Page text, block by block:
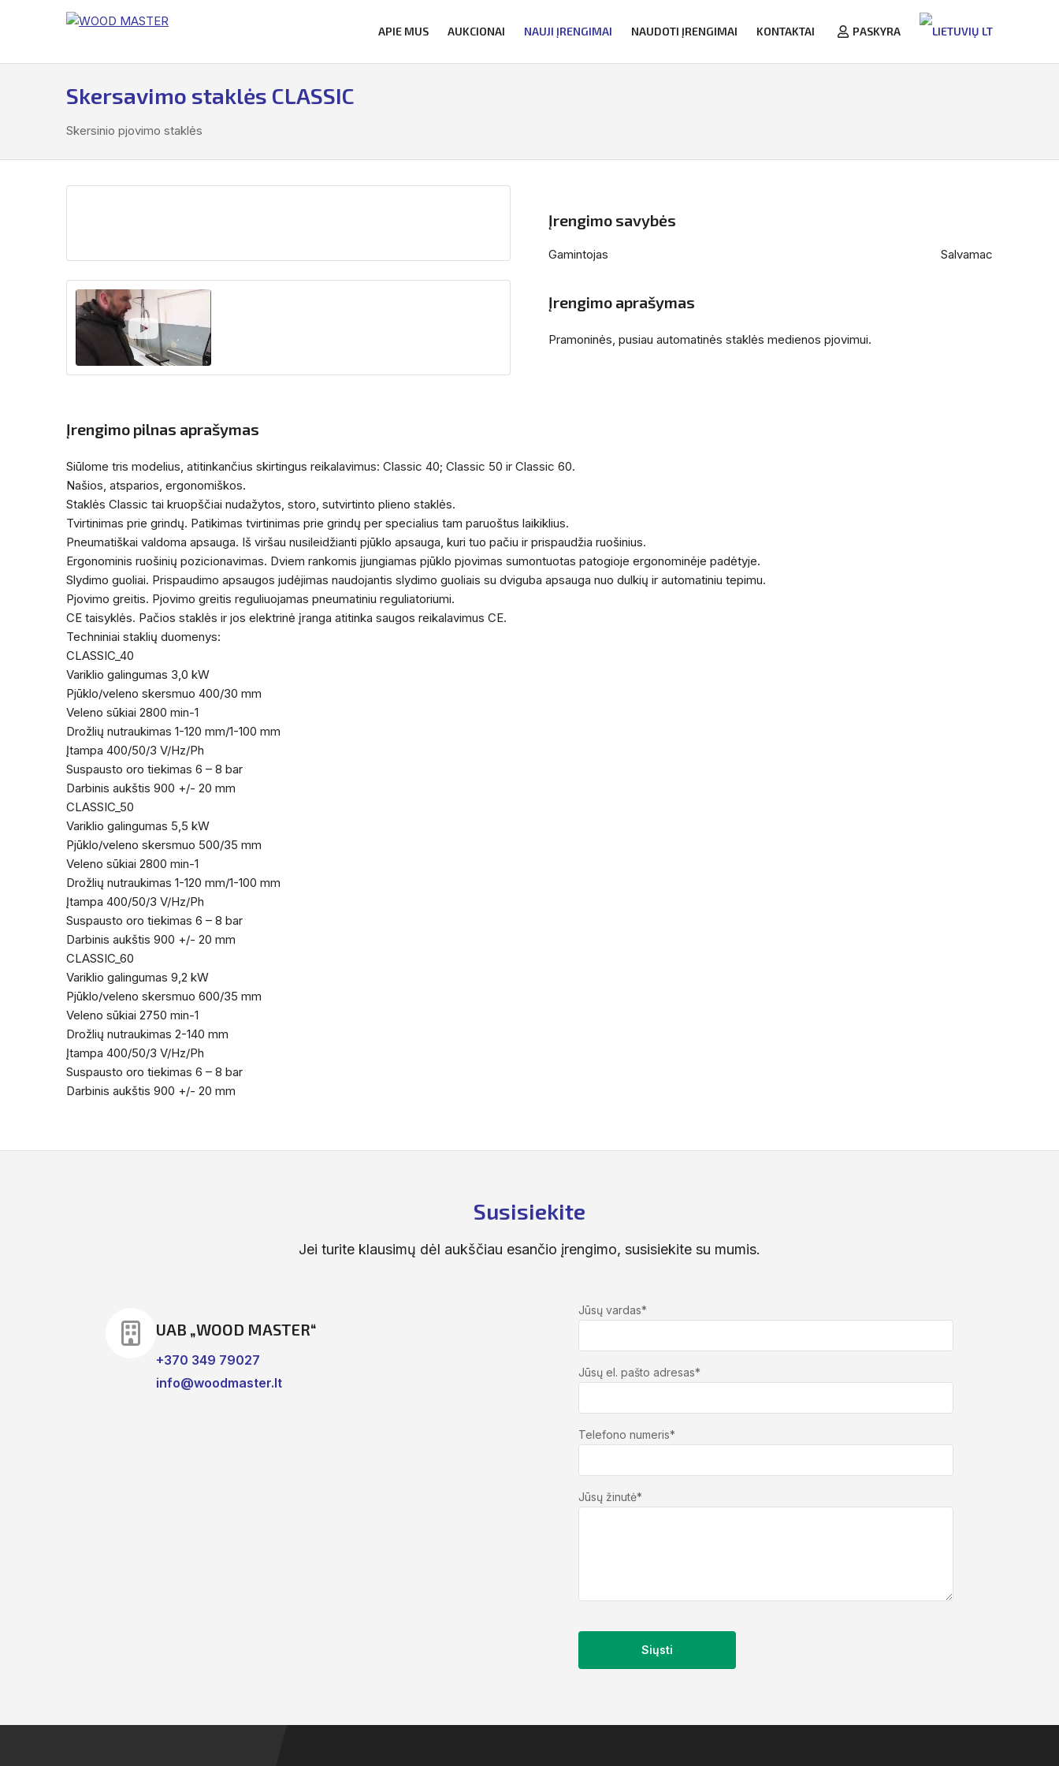
APIE MUS AUKCIONAI NAUJI ĮRENGIMAI NAUDOTI ĮRENGIMAI KONTAKTAI PASKYRA LT
Skersavimo staklės CLASSIC
Skersinio pjovimo staklės
Įrengimo savybės
Gamintojas Salvamac
Įrengimo aprašymas
Pramoninės, pusiau automatinės staklės medienos pjovimui.
Įrengimo pilnas aprašymas
Siūlome tris modelius, atitinkančius skirtingus reikalavimus: Classic 40; Classic 50 ir Classic 60.
Našios, atsparios, ergonomiškos.
Staklės Classic tai kruopščiai nudažytos, storo, sutvirtinto plieno staklės.
Tvirtinimas prie grindų. Patikimas tvirtinimas prie grindų per specialius tam paruoštus laikiklius.
Pneumatiškai valdoma apsauga. Iš viršau nusileidžianti pjūklo apsauga, kuri tuo pačiu ir prispaudžia ruošinius.
Ergonominis ruošinių pozicionavimas. Dviem rankomis įjungiamas pjūklo pjovimas sumontuotas patogioje ergonominėje padėtyje.
Slydimo guoliai. Prispaudimo apsaugos judėjimas naudojantis slydimo guoliais su dviguba apsauga nuo dulkių ir automatiniu tepimu.
Pjovimo greitis. Pjovimo greitis reguliuojamas pneumatiniu reguliatoriumi.
CE taisyklės. Pačios staklės ir jos elektrinė įranga atitinka saugos reikalavimus CE.
Techniniai staklių duomenys:
CLASSIC_40
Variklio galingumas 3,0 kW
Pjūklo/veleno skersmuo 400/30 mm
Veleno sūkiai 2800 min-1
Drožlių nutraukimas 1-120 mm/1-100 mm
Įtampa 400/50/3 V/Hz/Ph
Suspausto oro tiekimas 6 – 8 bar
Darbinis aukštis 900 +/- 20 mm
CLASSIC_50
Variklio galingumas 5,5 kW
Pjūklo/veleno skersmuo 500/35 mm
Veleno sūkiai 2800 min-1
Drožlių nutraukimas 1-120 mm/1-100 mm
Įtampa 400/50/3 V/Hz/Ph
Suspausto oro tiekimas 6 – 8 bar
Darbinis aukštis 900 +/- 20 mm
CLASSIC_60
Variklio galingumas 9,2 kW
Pjūklo/veleno skersmuo 600/35 mm
Veleno sūkiai 2750 min-1
Drožlių nutraukimas 2-140 mm
Įtampa 400/50/3 V/Hz/Ph
Suspausto oro tiekimas 6 – 8 bar
Darbinis aukštis 900 +/- 20 mm
Susisiekite
Jei turite klausimų dėl aukščiau esančio įrengimo, susisiekite su mumis.
UAB „WOOD MASTER“
+370 349 79027
info@woodmaster.lt
Jūsų vardas*
Jūsų el. pašto adresas*
Telefono numeris*
Jūsų žinutė*